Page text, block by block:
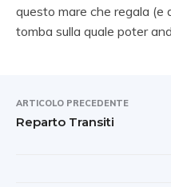
questo mare che regala (e
tomba sulla quale poter
ARTICOLO PRECEDENTE
Reparto Transiti